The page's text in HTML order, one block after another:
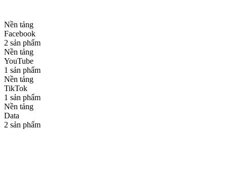
Nền tảng
Facebook
2 sản phẩm
Nền tảng
YouTube
1 sản phẩm
Nền tảng
TikTok
1 sản phẩm
Nền tảng
Data
2 sản phẩm